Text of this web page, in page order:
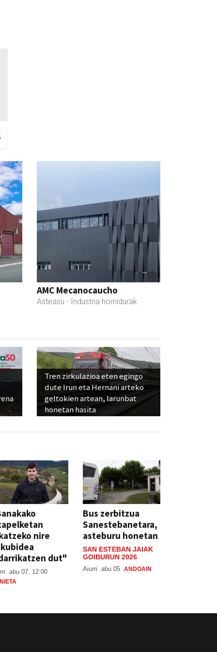
AMC Mecanocaucho
Asteasu - Industria hornidurak
Tren zirkulazioa eten egingo
dute Irun eta Hernani arteko
geltokien artean, larunbat
honetan hasita
nire
dut"
abu 07, 12:00
Bus zerbitzua
Sanestebanetara,
asteburu honetan
SAN ESTEBAN JAIAK
GOIBURUN 2026
Aiurri abu 05 ANDOAIN